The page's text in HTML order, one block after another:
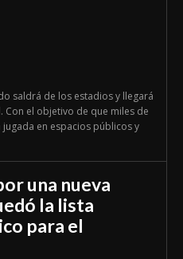
saldrá de los estadios y llegará
Con el objetivo de que miles de
en espacios públicos y
una nueva
la lista
para el